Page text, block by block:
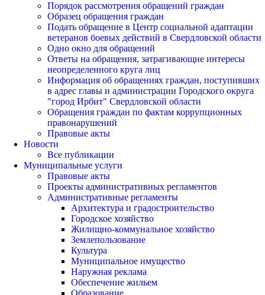
Порядок рассмотрения обращений граждан
Образец обращения граждан
Подать обращение в Центр социальной адаптации
ветеранов боевых действий в Свердловской области
Одно окно для обращений
Ответы на обращения, затрагивающие интересы
неопределенного круга лиц
Информация об обращениях граждан, поступивших
в адрес главы и администрации Городского округа
"город Ирбит" Свердловской области
Обращения граждан по фактам коррупционных
правонарушений
Правовые акты
Новости
Все публикации
Муниципальные услуги
Правовые акты
Проекты административных регламентов
Административные регламенты
Архитектура и градостроительство
Городское хозяйство
Жилищно-коммунальное хозяйство
Землепользование
Культура
Муниципальное имущество
Наружная реклама
Обеспечение жильем
Образование